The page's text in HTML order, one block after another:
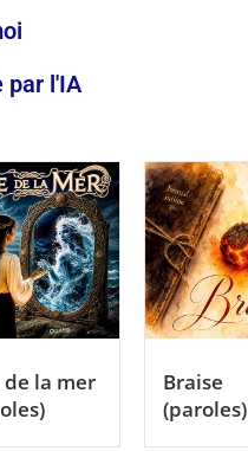
par l'IA
de la mer
Braise
(paroles)